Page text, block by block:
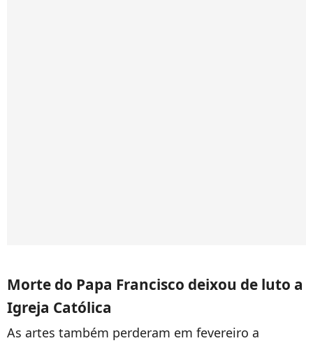
Morte do Papa Francisco deixou de luto a
Igreja Católica
As artes também perderam em fevereiro a